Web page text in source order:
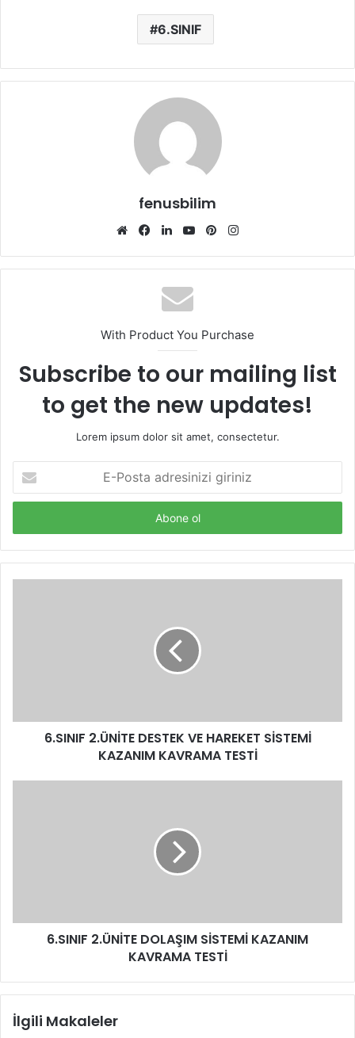
6.SINIF
fenusbilim
Web
Facebook
LinkedInYouTubePinterest
With Product You Purchase
Subscribe to our mailing list
to get the new updates!
Lorem ipsum dolor sit amet, consectetur.
Posta
adresinizi
6.SINIF 2.ÜNİTE DESTEK VE HAREKET SİSTEMİ
KAZANIM KAVRAMA TESTİ
6.SINIF 2.ÜNİTE DOLAŞIM SİSTEMİ KAZANIM
KAVRAMA TESTİ
İlgili Makaleler